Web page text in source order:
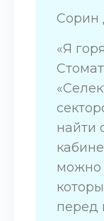
Сорин
«Я
найти
можно
перед